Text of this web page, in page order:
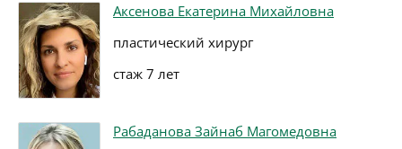
Аксенова Екатерина Михайловна
пластический хирург
стаж 7 лет
Рабаданова Зайнаб Магомедовна